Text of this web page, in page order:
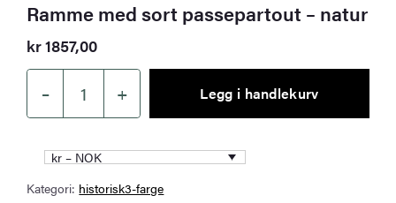
Ramme med sort passepartout – natur
kr1857,00
–
Ramme
med
sort
passepartout
–
+ Legg i handlekurv
kr – NOK
Kategori: historisk3-farge